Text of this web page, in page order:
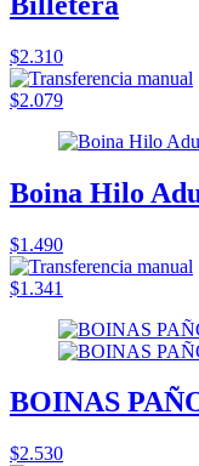
$2.310
$2.079
Boina Hilo
$1.490
$1.341
BOINAS
$2.530